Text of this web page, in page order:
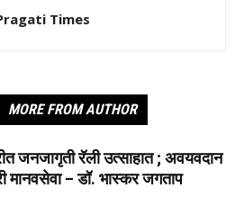
Times
MORE FROM AUTHOR
जनजागृती रॅली उत्साहात ; अवयवदान
मानवसेवा – डॉ. भास्कर जगताप